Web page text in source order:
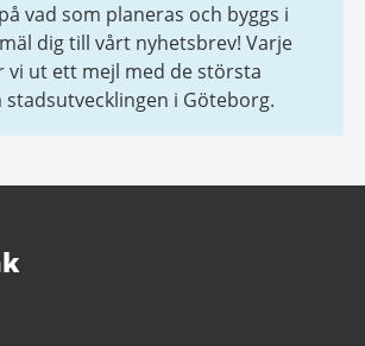
vad som planeras och byggs i
dig till vårt nyhetsbrev! Varje
vi ut ett mejl med de största
i Göteborg.